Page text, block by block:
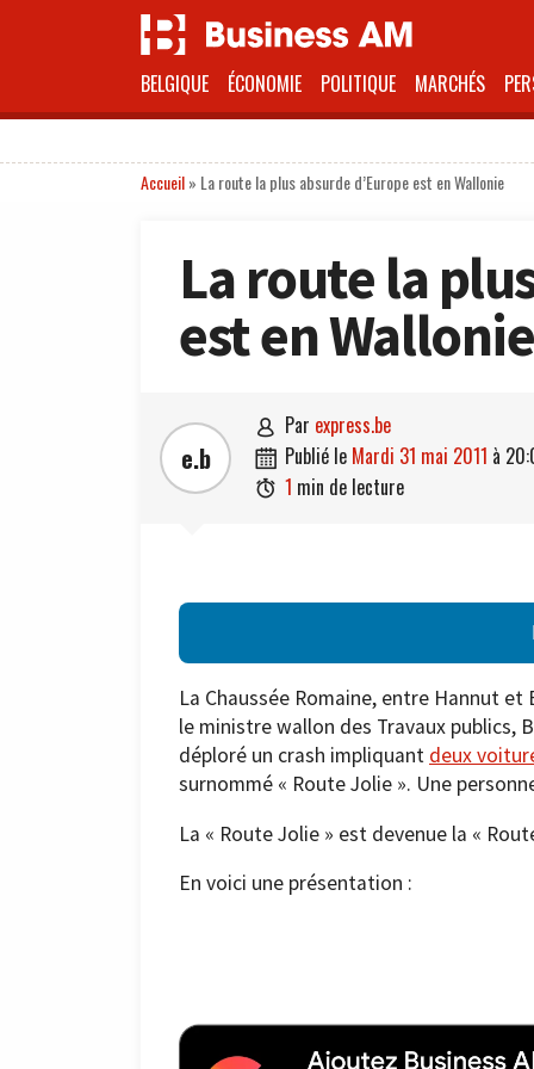
BELGIQUE ÉCONOMIE POLITIQUE MARCHÉS
Accueil» La route la plus absurde d’Europe est en Wallonie
La route la
est en Wallonie
e.b
 par express.be
 publié le mardi 31 mai 2011 à
 1 min de lecture
La Chaussée Romaine, entre Hannut
le ministre wallon des Travaux publics,
déploré un crash impliquant deux
surnommé « Route Jolie ». Une
La « Route Jolie » est devenue la «
En voici une présentation :